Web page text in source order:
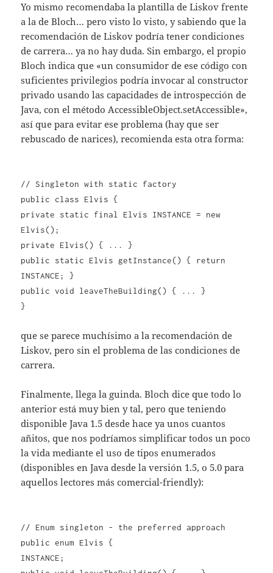
Yo mismo recomendaba la plantilla de Liskov frente
a la de Bloch… pero visto lo visto, y sabiendo que la
recomendación de Liskov podría tener condiciones
de carrera… ya no hay duda. Sin embargo, el propio
Bloch indica que «un consumidor de ese código con
suficientes privilegios podría invocar al constructor
privado usando las capacidades de introspección de
Java, con el método AccessibleObject.setAccessible»,
así que para evitar ese problema (hay que ser
rebuscado de narices), recomienda esta otra forma:
// Singleton with static factory
public class Elvis {
private static final Elvis INSTANCE = new
Elvis();
private Elvis() { ... }
public static Elvis getInstance() { return
INSTANCE; }
public void leaveTheBuilding() { ... }
}
que se parece muchísimo a la recomendación de
Liskov, pero sin el problema de las condiciones de
carrera.
Finalmente, llega la guinda. Bloch dice que todo lo
anterior está muy bien y tal, pero que teniendo
disponible Java 1.5 desde hace ya unos cuantos
añitos, que nos podríamos simplificar todos un poco
la vida mediante el uso de tipos enumerados
(disponibles en Java desde la versión 1.5, o 5.0 para
aquellos lectores más comercial-friendly):
// Enum singleton - the preferred approach
public enum Elvis {
INSTANCE;